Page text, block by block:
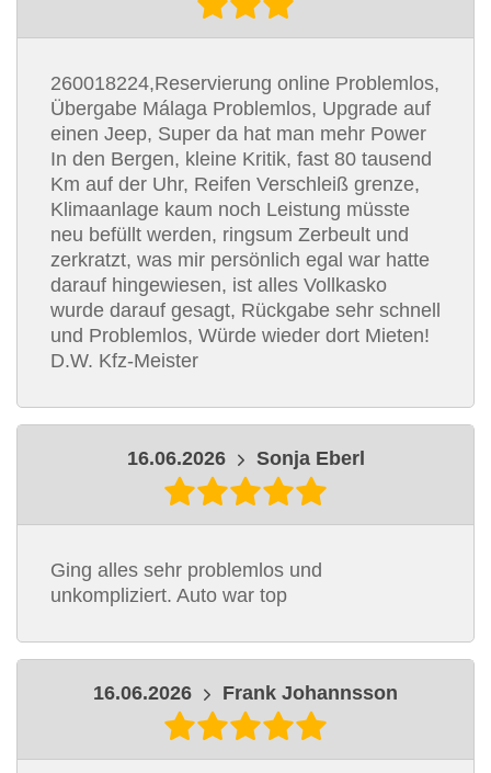
260018224,Reservierung online Problemlos,
Übergabe Málaga Problemlos, Upgrade auf
einen Jeep, Super da hat man mehr Power
In den Bergen, kleine Kritik, fast 80 tausend
Km auf der Uhr, Reifen Verschleiß grenze,
Klimaanlage kaum noch Leistung müsste
neu befüllt werden, ringsum Zerbeult und
zerkratzt, was mir persönlich egal war hatte
darauf hingewiesen, ist alles Vollkasko
wurde darauf gesagt, Rückgabe sehr schnell
und Problemlos, Würde wieder dort Mieten!
D.W. Kfz-Meister
16.06.2026 Sonja Eberl
Ging alles sehr problemlos und
unkompliziert. Auto war top
16.06.2026 Frank Johannsson